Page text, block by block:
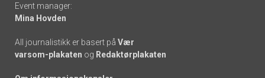
Event manager:
Mina Hovden
All journalistikk er basert på Vær
varsom-plakaten og Redaktørplakaten